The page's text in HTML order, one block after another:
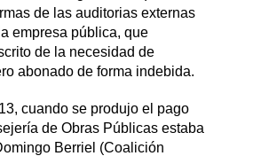
de las auditorias externas
empresa pública, que
de la necesidad de
abonado de forma indebida.
cuando se produjo el pago
de Obras Públicas estaba
Berriel (Coalición